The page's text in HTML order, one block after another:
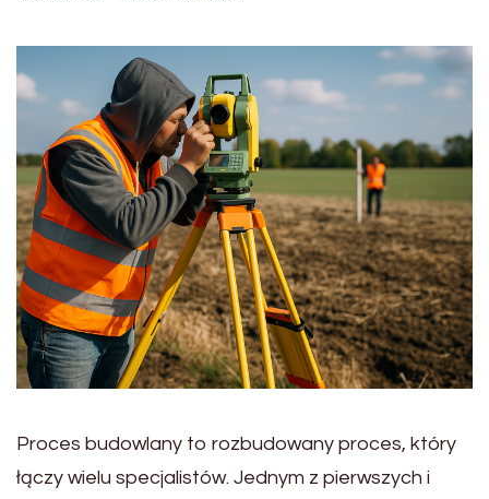
Proces budowlany to rozbudowany proces, który
łączy wielu specjalistów. Jednym z pierwszych i